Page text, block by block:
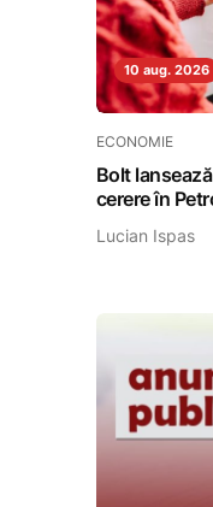
10 aug. 2026
ECONOMIE
Bolt
cerere în
Lucian Ispas